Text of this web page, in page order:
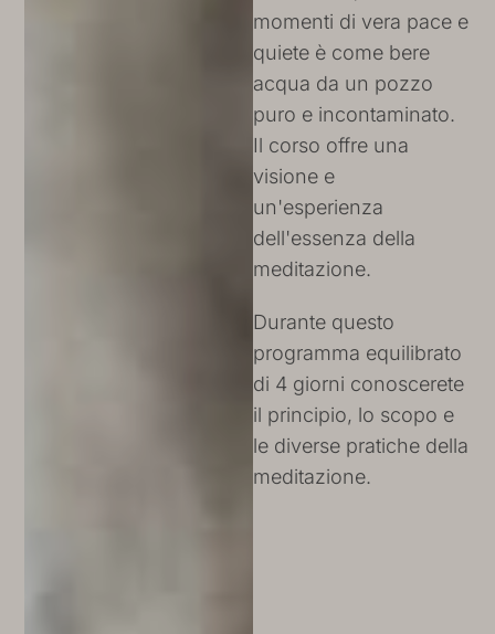
momenti di vera pace e
quiete è come bere
acqua da un pozzo
puro e incontaminato.
Il corso offre una
visione e
un'esperienza
dell'essenza della
meditazione.
Durante questo
programma equilibrato
di 4 giorni conoscerete
il principio, lo scopo e
le diverse pratiche della
meditazione.